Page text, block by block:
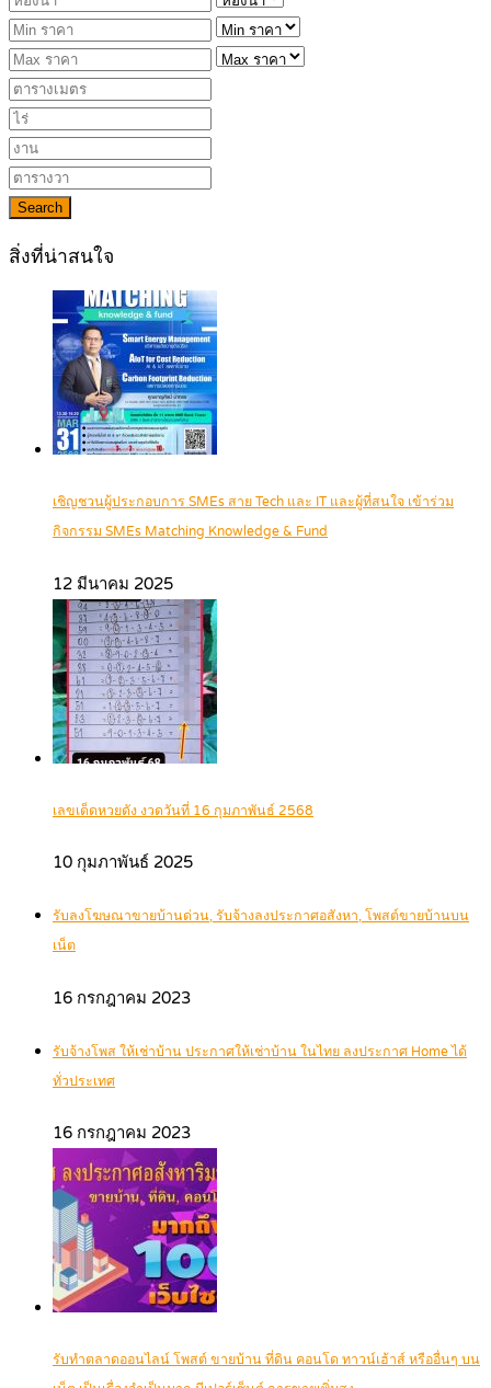
Search
สิ่งที่น่าสนใจ
เชิญชวนผู้ประกอบการ SMEs สาย Tech และ IT และผู้ที่สนใจ เข้าร่วม
กิจกรรม SMEs Matching Knowledge & Fund
12 มีนาคม 2025
เลขเด็ดหวยดัง งวดวันที่ 16 กุมภาพันธ์ 2568
10 กุมภาพันธ์ 2025
รับลงโฆษณาขายบ้านด่วน, รับจ้างลงประกาศอสังหา, โพสต์ขายบ้านบน
เน็ต
16 กรกฎาคม 2023
รับจ้างโพส ให้เช่าบ้าน ประกาศให้เช่าบ้าน ในไทย ลงประกาศ Home ได้
ทั่วประเทศ
16 กรกฎาคม 2023
รับทำตลาดออนไลน์ โพสต์ ขายบ้าน ที่ดิน คอนโด ทาวน์เฮ้าส์ หรืออื่นๆ บน